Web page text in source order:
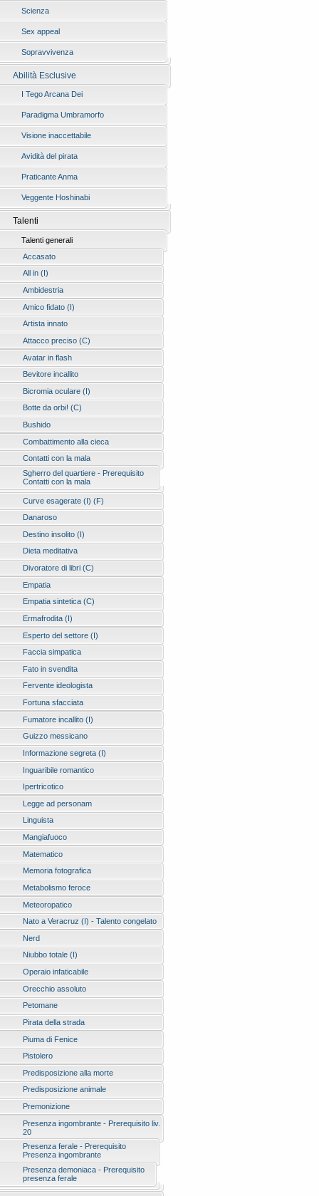
Scienza
Sex appeal
Sopravvivenza
Abilità Esclusive
I Tego Arcana Dei
Paradigma Umbramorfo
Visione inaccettabile
Avidità del pirata
Praticante Anma
Veggente Hoshinabi
Talenti
Talenti generali
Accasato
All in (I)
Ambidestria
Amico fidato (I)
Artista innato
Attacco preciso (C)
Avatar in flash
Bevitore incallito
Bicromia oculare (I)
Botte da orbi! (C)
Bushido
Combattimento alla cieca
Contatti con la mala
Sgherro del quartiere - Prerequisito
Contatti con la mala
Curve esagerate (I) (F)
Danaroso
Destino insolito (I)
Dieta meditativa
Divoratore di libri (C)
Empatia
Empatia sintetica (C)
Ermafrodita (I)
Esperto del settore (I)
Faccia simpatica
Fato in svendita
Fervente ideologista
Fortuna sfacciata
Fumatore incallito (I)
Guizzo messicano
Informazione segreta (I)
Inguaribile romantico
Ipertricotico
Legge ad personam
Linguista
Mangiafuoco
Matematico
Memoria fotografica
Metabolismo feroce
Meteoropatico
Nato a Veracruz (I) - Talento congelato
Nerd
Niubbo totale (I)
Operaio infaticabile
Orecchio assoluto
Petomane
Pirata della strada
Piuma di Fenice
Pistolero
Predisposizione alla morte
Predisposizione animale
Premonizione
Presenza ingombrante - Prerequisito liv.
20
Presenza ferale - Prerequisito
Presenza ingombrante
Presenza demoniaca - Prerequisito
presenza ferale